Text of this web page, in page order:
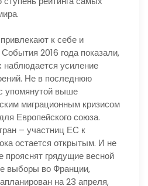
к себе и
2016 года показали,
наблюдается усиление
Не в последнюю
упомянутой выше
миграционным кризисом
Европейского союза.
– участниц ЕС к
остается открытым. И не
прояснят грядущие весной
выборы во Франции,
на 23 апреля,